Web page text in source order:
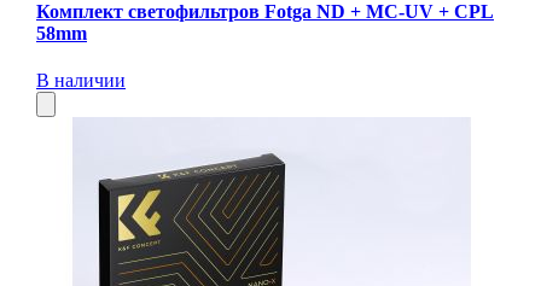
Комплект светофильтров Fotga ND + MC-UV + CPL
58mm
В наличии